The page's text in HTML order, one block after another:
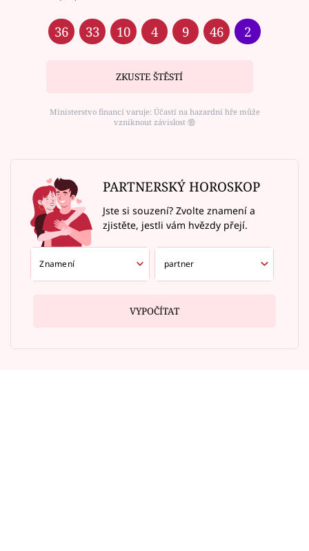
36 33 10 4 9 46 2
ZKUSTE ŠTĚSTÍ
Ministerstvo financí varuje: Účastí na hazardní hře může
vzniknout závislost ⑱
PARTNERSKÝ HOROSKOP
Jste si souzení? Zvolte znamení a
zjistěte, jestli vám hvězdy přejí.
VYPOČÍTAT